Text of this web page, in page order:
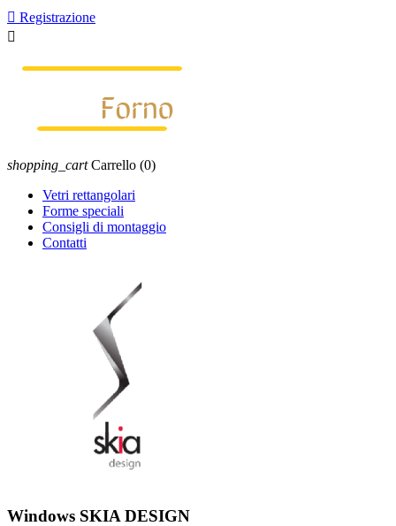
 Registrazione

shopping_cart Carrello (0)
Vetri rettangolari
Forme speciali
Consigli di montaggio
Contatti
Windows SKIA DESIGN